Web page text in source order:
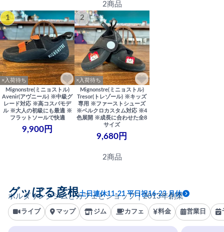
2商品
1
×入荷待ち
Mignonstre(ミニョストル)
Avenir(アヴニール) ※中級グ
レード対応 ※高コスパモデ
ル ※大人の初級にも最適 ※
フラットソールで快適
9,900円
2
×入荷待ち
Mignonstre(ミニョストル)
Tresor(トレゾール) ※キッズ
専用 ※ファーストシューズ
※ベルクロカスタム対応 ※4
色展開 ※成長に合わせた全8
サイズ
9,680円
2商品
ボルダリングジムとカフェとショップ｜2013年創業
グッぼる彦根土日連休11-21 平日祝16-23 月休
ライブ マップ ジム カフェ 料金 営業日